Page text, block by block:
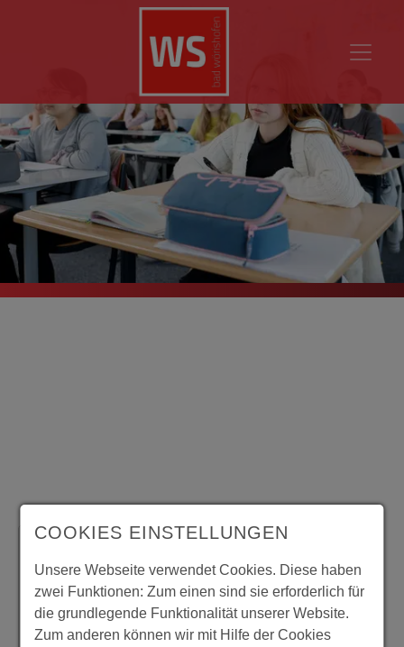
Bitte geben Sie Ihren Benutzernamen und Ihr
Passwort ein, um sich an der Website
anzumelden.
COOKIES EINSTELLUNGEN
Unsere Webseite verwendet Cookies. Diese haben
zwei Funktionen: Zum einen sind sie erforderlich für
die grundlegende Funktionalität unserer Website.
Zum anderen können wir mit Hilfe der Cookies